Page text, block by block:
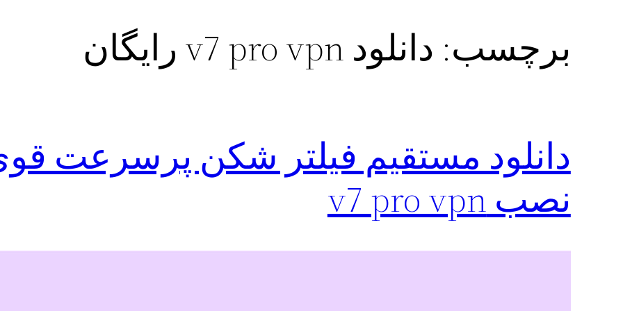
برچسب: دانلود v7 pro vpn رایگان
دانلود مستقیم فیلتر شکن پرسرعت
نصب v7 pro vpn